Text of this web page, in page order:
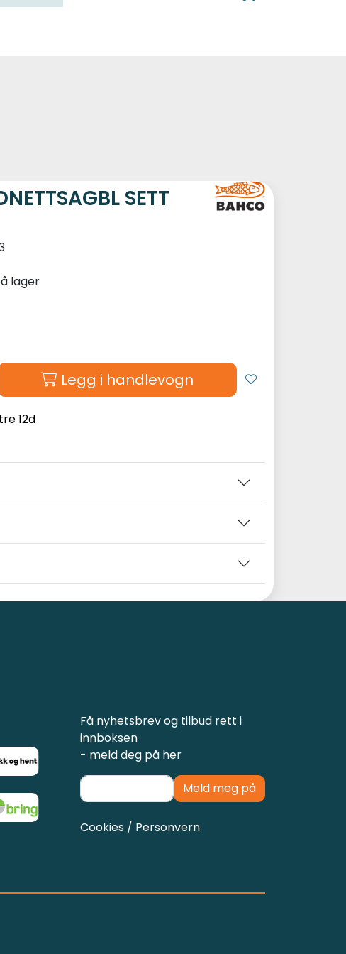
SETT
lager
Legg i handlevogn
12d
Få nyhetsbrev og tilbud rett i
innboksen
- meld deg på her
Meld meg på
Cookies / Personvern